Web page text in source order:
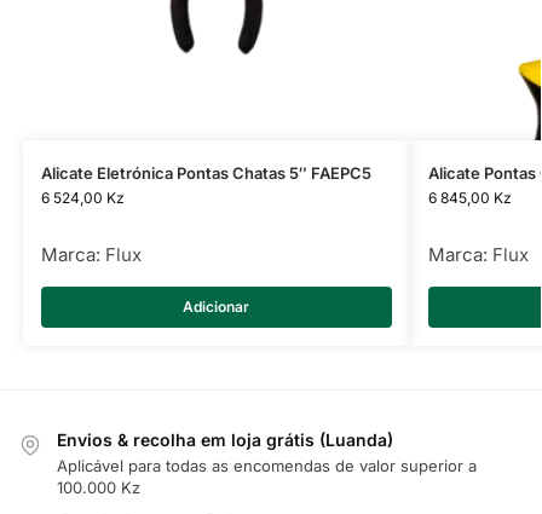
Alicate Eletrónica Pontas Chatas 5″ FAEPC5
6 524,00 Kz
Marca: Flux
Adicionar
Alicate Pontas
6 845,00 Kz
Marca: Flux
Envios & recolha em loja grátis (Luanda)
Aplicável para todas as encomendas de valor superior a
100.000 Kz